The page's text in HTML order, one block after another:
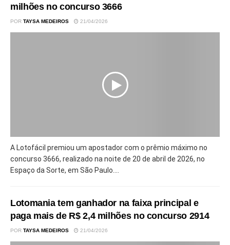
milhões no concurso 3666
POR TAYSA MEDEIROS 21/04/2026
A Lotofácil premiou um apostador com o prêmio máximo no
concurso 3666, realizado na noite de 20 de abril de 2026, no
Espaço da Sorte, em São Paulo....
Lotomania tem ganhador na faixa principal e
paga mais de R$ 2,4 milhões no concurso 2914
POR TAYSA MEDEIROS 21/04/2026